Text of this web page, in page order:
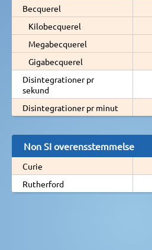
Becquerel
Kilobecquerel
Megabecquerel
Gigabecquerel
Disintegrationer pr
sekund
Disintegrationer pr minut
Non SI overensstemmelse
Curie
Rutherford